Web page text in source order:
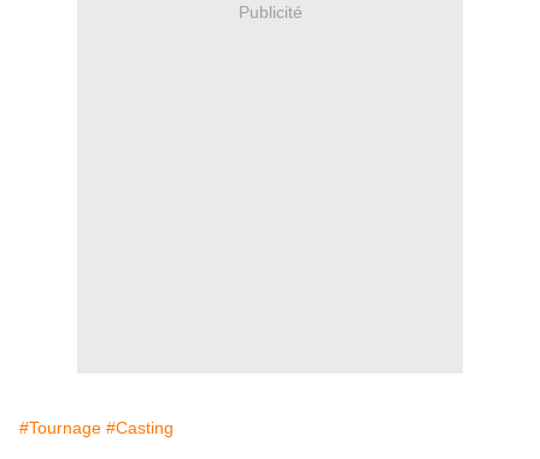
Publicité
#Tournage #Casting